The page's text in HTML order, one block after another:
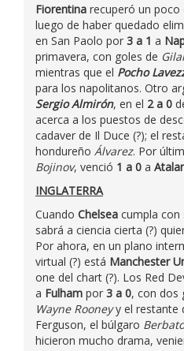
Fiorentina recuperó un poco
luego de haber quedado
en San Paolo por 3 a 1 a
primavera, con goles de
mientras que el Pocho
para los napolitanos. Otro
Sergio Almirón, en el 2 a 0
acerca a los puestos de
cadaver de Il Duce (?); el
hondureño Álvarez. Por
Bojinov, venció 1 a 0 a
INGLATERRA
Cuando Chelsea cumpla con
sabrá a ciencia cierta (?)
Por ahora, en un plano
virtual (?) está Manchester
one del chart (?). Los Red
a Fulham por 3 a 0, con dos
Wayne Rooneyy el restante
Ferguson, el búlgaro
hicieron mucho drama,